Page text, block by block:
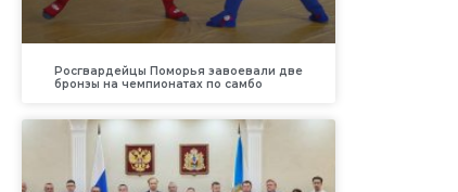
Росгвардейцы Поморья завоевали две
бронзы на чемпионатах по самбо